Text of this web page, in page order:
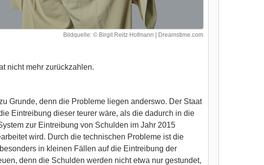
Bildquelle: © Birgit Reitz Hofmann | Dreamstime.com
nicht mehr zurückzahlen.
Grunde, denn die Probleme liegen anderswo. Der Staat
Eintreibung dieser teurer wäre, als die dadurch in die
zur Eintreibung von Schulden im Jahr 2015
wird. Durch die technischen Probleme ist die
in kleinen Fällen auf die Eintreibung der
denn die Schulden werden nicht etwa nur gestundet,